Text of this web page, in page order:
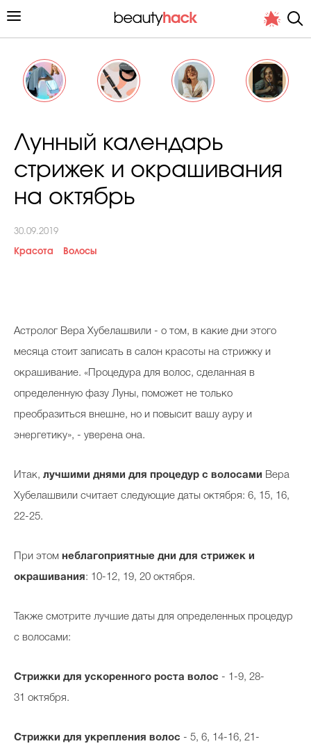
Косметичка профи
Вопрос эксперту
Папа может
Выбор визажистов
Celebrity дня
Фотоальбом
Лунный календарь
стрижек и окрашивания
на октябрь
30.09.2019
Красота Волосы
Астролог Вера Хубелашвили - о том, в какие дни этого
месяца стоит записать в салон красоты на стрижку и
окрашивание. «Процедура для волос, сделанная в
определенную фазу Луны, поможет не только
преобразиться внешне, но и повысит вашу ауру и
энергетику», - уверена она.
Итак, лучшими днями для процедур с волосами Вера
Хубелашвили считает следующие даты октября: 6, 15, 16,
22-25.
При этом неблагоприятные дни для стрижек и
окрашивания: 10-12, 19, 20 октября.
Также смотрите лучшие даты для определенных процедур
с волосами:
Стрижки для ускоренного роста волос - 1-9, 28-
31 октября.
Стрижки для укрепления волос - 5, 6, 14-16, 21-